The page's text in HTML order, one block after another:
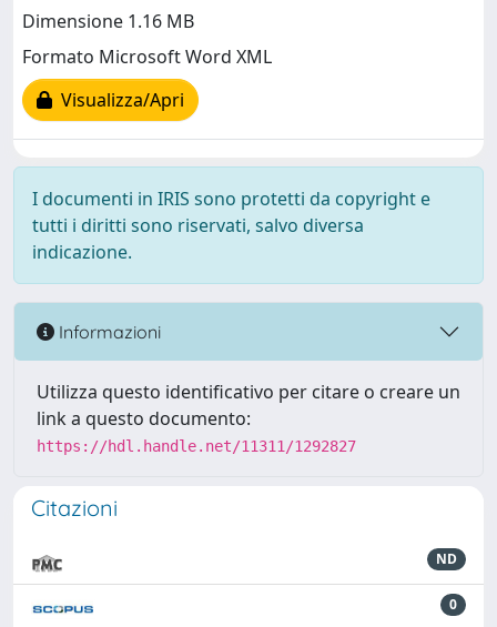
Dimensione 1.16 MB
Formato Microsoft Word XML
Visualizza/Apri
I documenti in IRIS sono protetti da copyright e
tutti i diritti sono riservati, salvo diversa
indicazione.
Informazioni
Utilizza questo identificativo per citare o creare un
link a questo documento:
https://hdl.handle.net/11311/1292827
Citazioni
ND
0